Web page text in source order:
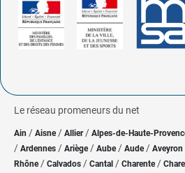
Le réseau promeneurs du net
Ain / Aisne/ Allier/ Alpes-de-Haute-
/ Ardennes / Ariège/ Aube/ Aude / Aveyron
Rhône/ Calvados / Cantal / Charente /